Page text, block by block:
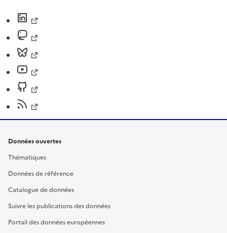
Données ouvertes
Thématiques
Données de référence
Catalogue de données
Suivre les publications des données
Portail des données européennes